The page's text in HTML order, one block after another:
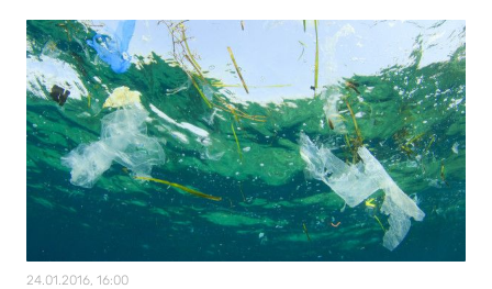
24.01.2016, 16:00